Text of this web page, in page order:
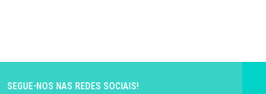
SEGUE-NOS NAS REDES SOCIAIS!